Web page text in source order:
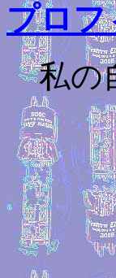
プロフ
私の